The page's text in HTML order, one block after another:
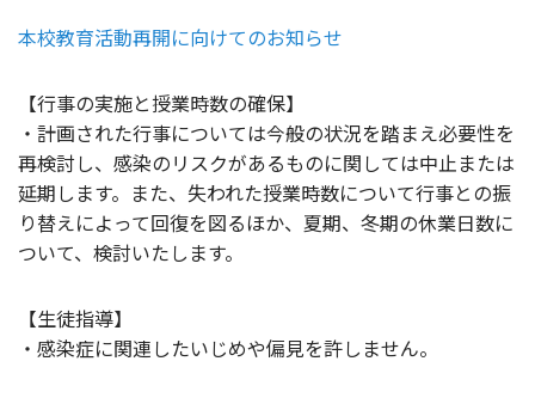
本校教育活動再開に向けてのお知らせ
【行事の実施と授業時数の確保】
・計画された行事については今般の状況を踏まえ必要性を
再検討し、感染のリスクがあるものに関しては中止または
延期します。また、失われた授業時数について行事との振
り替えによって回復を図るほか、夏期、冬期の休業日数に
ついて、検討いたします。
【生徒指導】
・感染症に関連したいじめや偏見を許しません。